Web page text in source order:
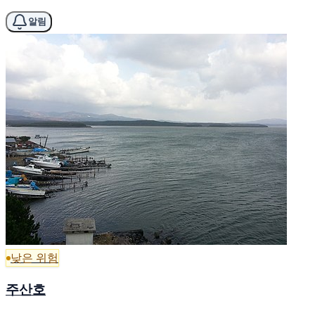
알림
낮은 위험
주산호